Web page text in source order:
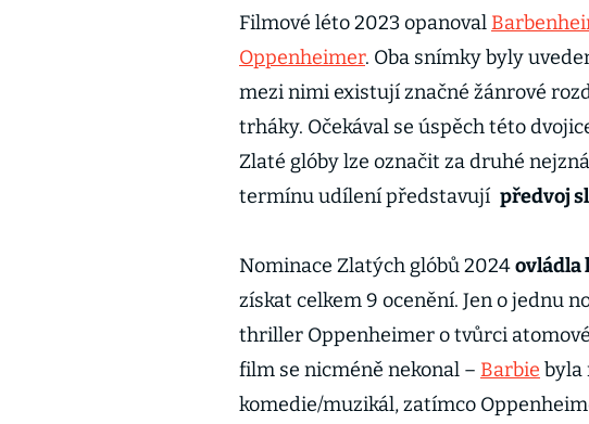
Filmové léto 2023 opanoval
Oppenheimer. Oba snímky byly
mezi nimi existují značné žánrové
trháky. Očekával se úspěch této
Zlaté glóby lze označit za druhé
termínu udílení představují předvoj
Nominace Zlatých glóbů 2024ovládla
získat celkem 9 ocenění. Jen o jednu
thriller Oppenheimer o tvůrci
film se nicméně nekonal – Barbie byla
komedie/muzikál, zatímco